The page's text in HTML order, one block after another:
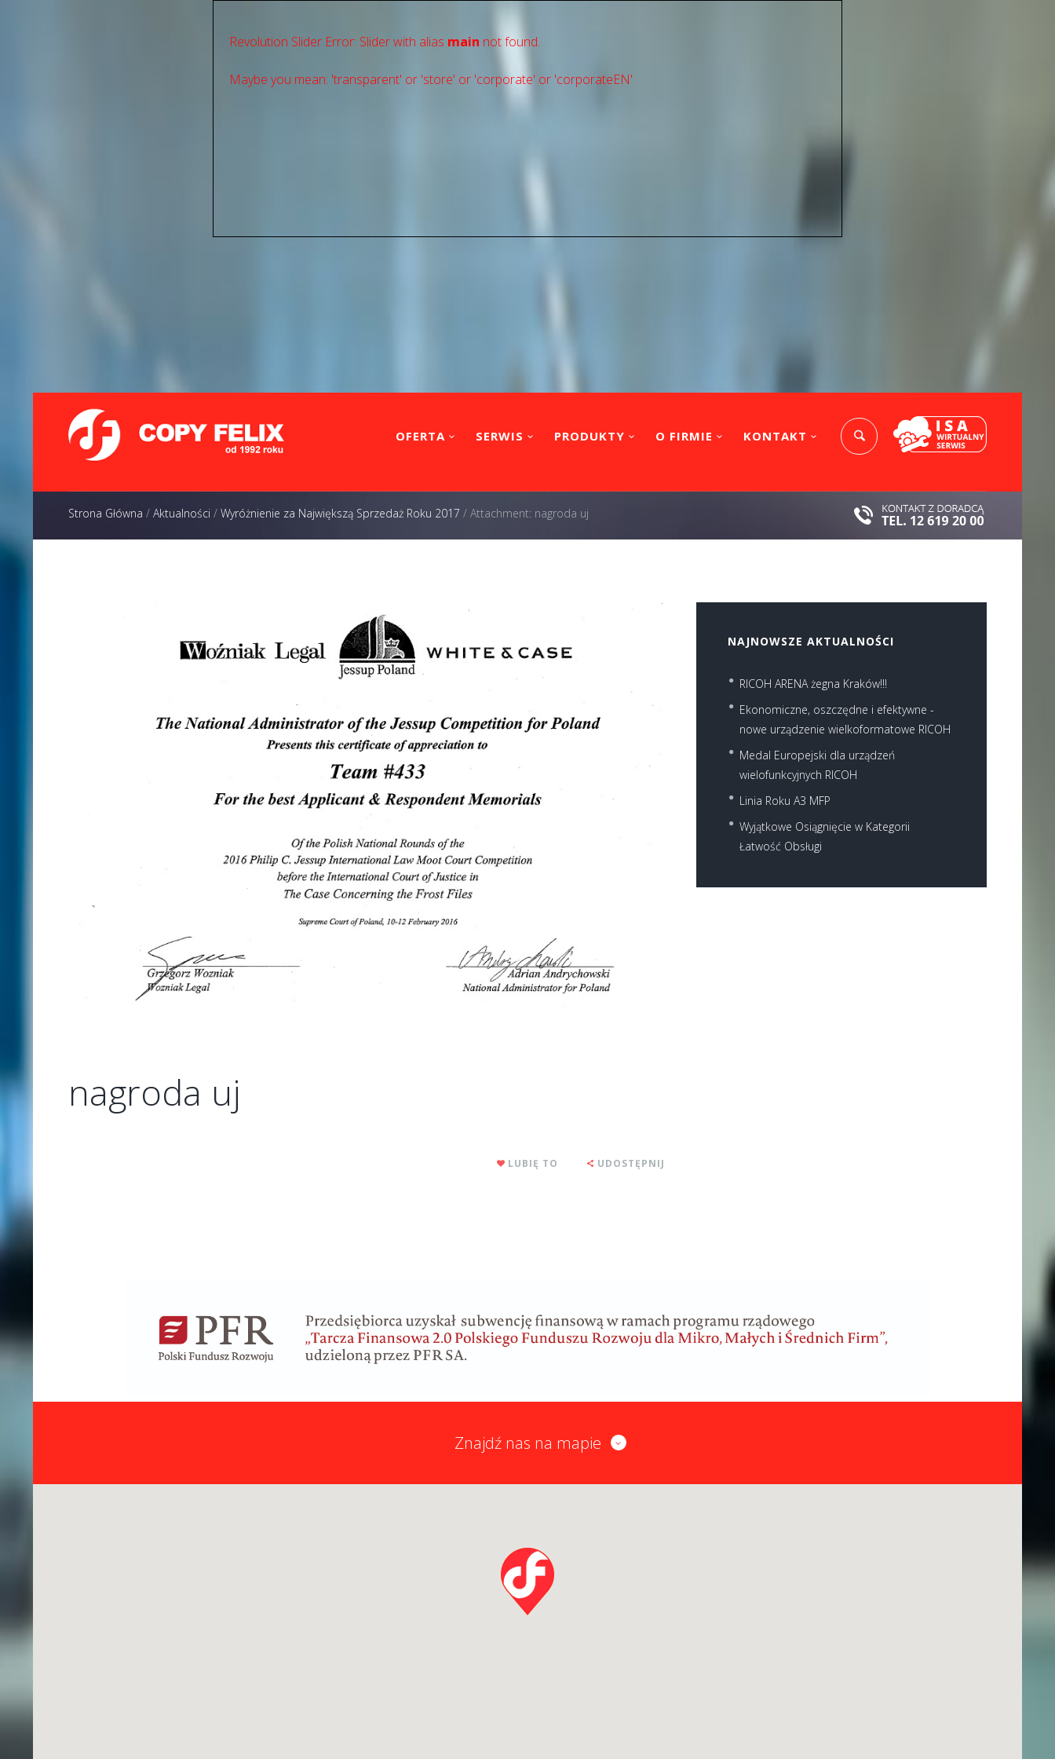
Revolution Slider Error: Slider with alias main not found.
Maybe you mean: 'transparent' or 'store' or 'сorporate' or 'corporateEN'
OFERTA SERWIS PRODUKTY O FIRMIE KONTAKT
Strona Główna / Aktualności / Wyróżnienie za Największą Sprzedaż Roku 2017 / Attachment: nagroda uj
Next item
nagroda uj
LUBIĘ TO UDOSTĘPNIJ
NAJNOWSZE AKTUALNOŚCI
RICOH ARENA żegna Kraków!!!
Ekonomiczne, oszczędne i efektywne -
nowe urządzenie wielkoformatowe RICOH
Medal Europejski dla urządzeń
wielofunkcyjnych RICOH
Linia Roku A3 MFP
Wyjątkowe Osiągnięcie w Kategorii
Łatwość Obsługi
Znajdź nas na mapie